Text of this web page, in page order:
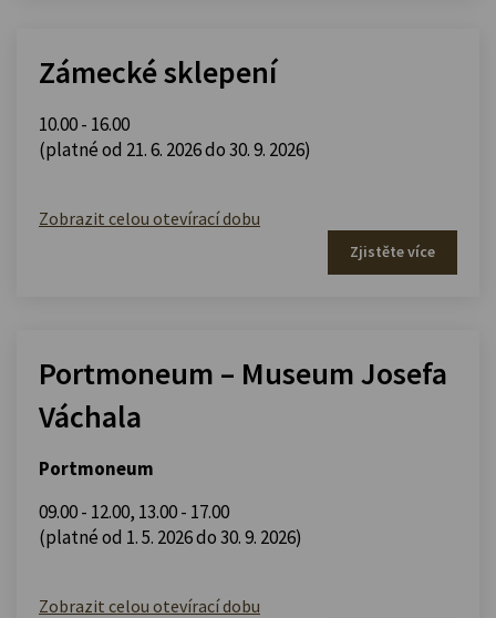
Zámecké sklepení
10.00 - 16.00
(platné od 21. 6. 2026 do 30. 9. 2026)
Zobrazit celou otevírací dobu
Zjistěte více
Portmoneum – Museum Josefa
Váchala
Portmoneum
09.00 - 12.00, 13.00 - 17.00
(platné od 1. 5. 2026 do 30. 9. 2026)
Zobrazit celou otevírací dobu